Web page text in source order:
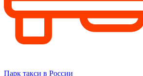
Парк такси в России